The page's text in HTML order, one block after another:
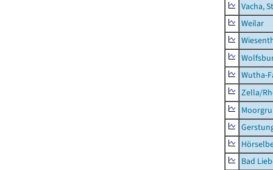
Vacha,
Weilar
Wutha-
Zella/
Bad